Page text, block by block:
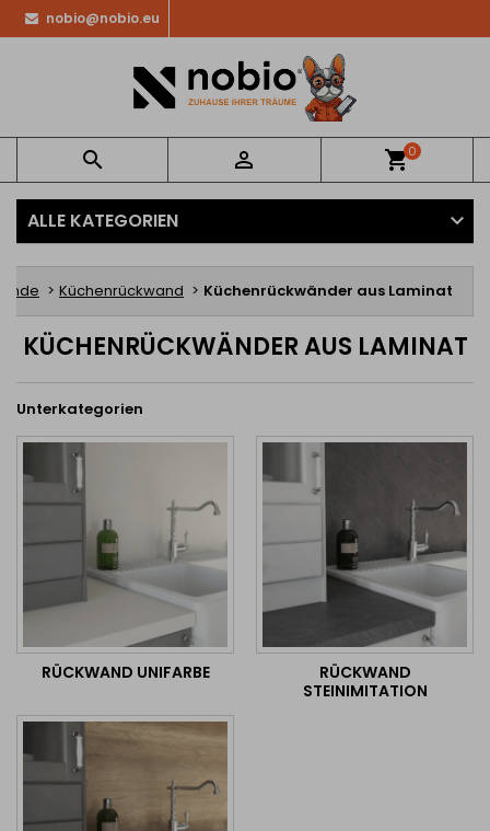
nobio@nobio.eu
  shopping_cart0
ALLE KATEGORIEN
Küchenrückwand Küchenrückwänder aus Laminat
KÜCHENRÜCKWÄNDER AUS LAMINAT
Unterkategorien
RÜCKWAND UNIFARBE
RÜCKWAND
STEINIMITATION